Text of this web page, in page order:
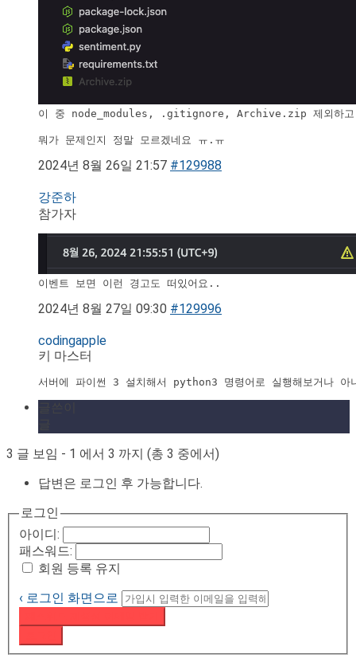
이 중 node_modules, .gitignore, Archive.zip 제외하고
뭐가 문제인지 정말 모르겠네요 ㅠ.ㅠ
2024년 8월 26일 21:57 #129988
강준하
참가자
이벤트 보면 이런 경고도 떠있어요..
2024년 8월 27일 09:30 #129996
codingapple
키 마스터
서버에 파이썬 3 설치해서 python3 명령어로 실행해보거나 아
3 글 보임 - 1 에서 3 까지 (총 3 중에서)
답변은 로그인 후 가능합니다.
로그인
아이디:
패스워드:
회원 등록 유지
‹ 로그인 화면으로